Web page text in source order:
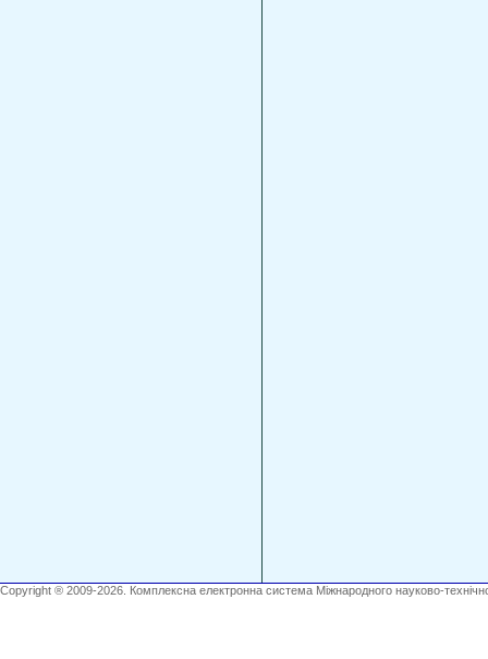
Copyright ® 2009-2026. Комплексна електронна система Міжнародного науково-